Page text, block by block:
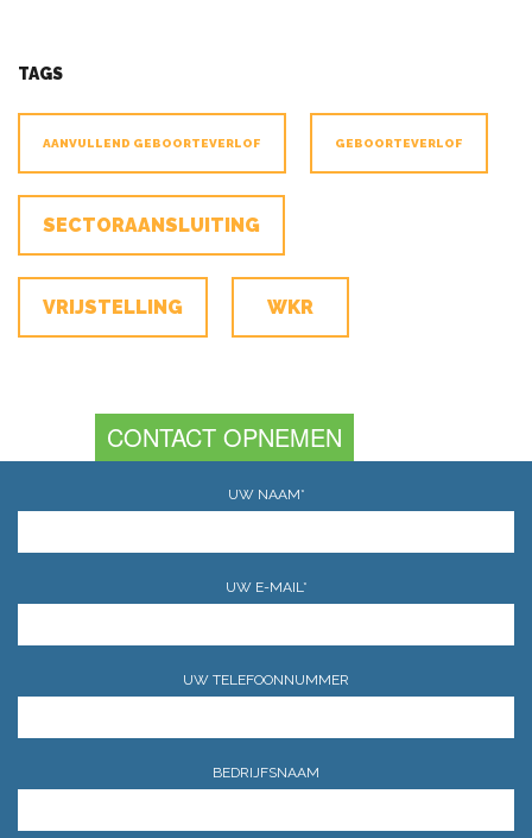
TAGS
AANVULLEND GEBOORTEVERLOF GEBOORTEVERLOF
SECTORAANSLUITING
VRIJSTELLING WKR
CONTACT OPNEMEN
UW NAAM*
UW E-MAIL*
UW TELEFOONNUMMER
BEDRIJFSNAAM